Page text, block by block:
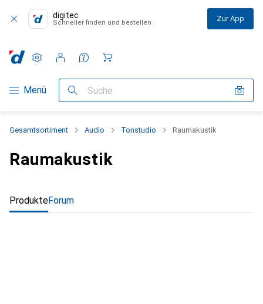
digitec
Schneller finden und bestellen Zur App
Navigation nach Kategorien
Menü Suche
Einstellungen
Kundenkonto
Vergleichslisten
Merklisten
Warenkorb
Gesamtsortiment Audio Tonstudio Raumakustik
Raumakustik
ProdukteForum